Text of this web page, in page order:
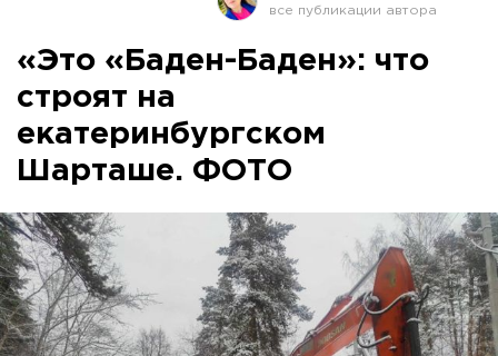
Оренбург
«Это «Баден-Баден»: что
строят на
екатеринбургском
Шарташе. ФОТО